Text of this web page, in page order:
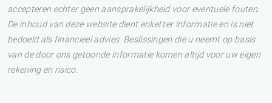
accepteren echter geen aansprakelijkheid voor eventuele fouten.
De inhoud van deze website dient enkel ter informatie en is niet
bedoeld als financieel advies. Beslissingen die u neemt op basis
van de door ons getoonde informatie komen altijd voor uw eigen
rekening en risico.